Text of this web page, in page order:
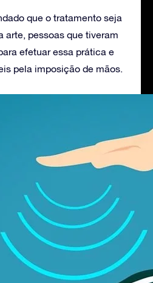
que o tratamento seja
arte, pessoas que tiveram
efetuar essa prática e
pela imposição de mãos.